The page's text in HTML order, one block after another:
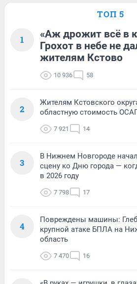
ТОП 5
1
«Аж дрожит всё в
Грохот в небе не
жителям Кстово
10 936 58
2
Жителям Кстовского
областную стоимость
7 921 14
3
В Нижнем Новгороде
сцену ко Дню города —
в 2026 году
7 798 17
4
Повреждены машины:
крупной атаке БПЛА на
область
7 470 16